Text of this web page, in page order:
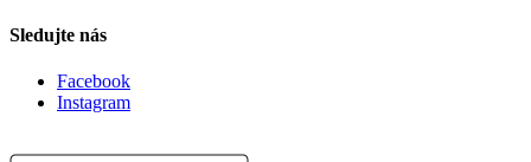
Sledujte nás
Facebook
Instagram